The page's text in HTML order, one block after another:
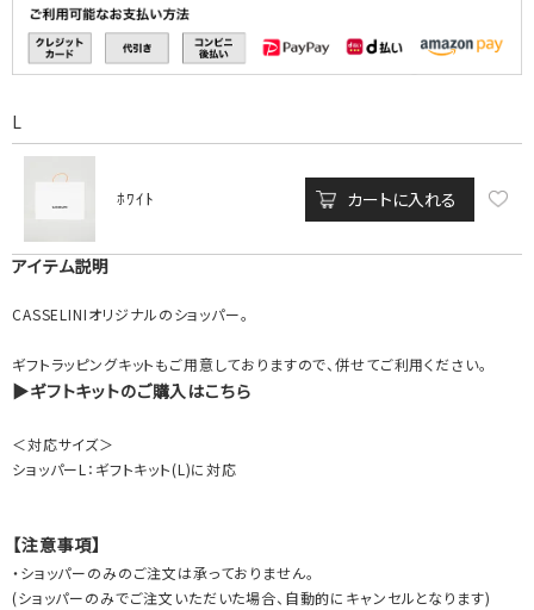
L
ﾎﾜｲﾄ カートに入れる
アイテム説明
CASSELINIオリジナルのショッパー。
ギフトラッピングキットもご用意しておりますので、併せてご利用ください。
▶ギフトキットのご購入はこちら
＜対応サイズ＞
ショッパーL：ギフトキット(L)に対応
【注意事項】
・ショッパーのみのご注文は承っておりません。
(ショッパーのみでご注文いただいた場合、自動的にキャンセルとなります)